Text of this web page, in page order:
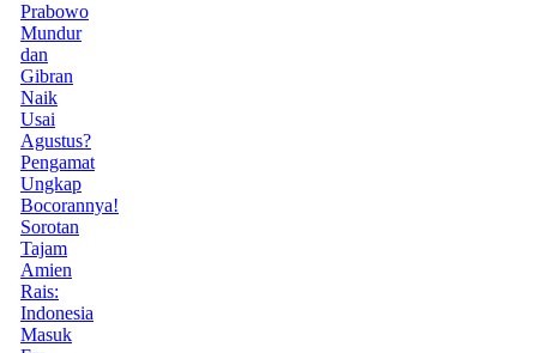
Prabowo
Mundur
dan
Gibran
Naik
Usai
Agustus?
Pengamat
Ungkap
Bocorannya!
Sorotan
Tajam
Amien
Rais:
Indonesia
Masuk